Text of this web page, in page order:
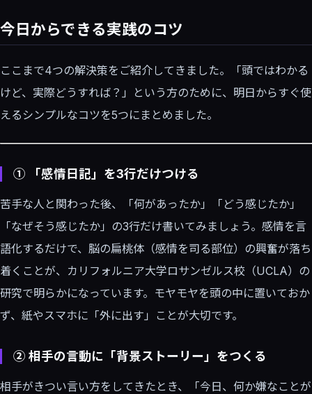
今日からできる実践のコツ
ここまで4つの解決策をご紹介してきました。「頭ではわかる
けど、実際どうすれば？」という方のために、明日からすぐ使
えるシンプルなコツを5つにまとめました。
① 「感情日記」を3行だけつける
苦手な人と関わった後、「何があったか」「どう感じたか」
「なぜそう感じたか」の3行だけ書いてみましょう。感情を言
語化するだけで、脳の扁桃体（感情を司る部位）の興奮が落ち
着くことが、カリフォルニア大学ロサンゼルス校（UCLA）の
研究で明らかになっています。モヤモヤを頭の中に置いておか
ず、紙やスマホに「外に出す」ことが大切です。
② 相手の言動に「背景ストーリー」をつくる
相手がきつい言い方をしてきたとき、「今日、何か嫌なことが